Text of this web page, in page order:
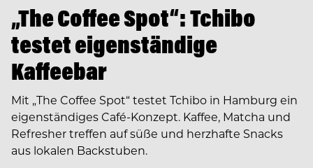
„The Coffee Spot“: Tchibo
testet eigenständige
Kaffeebar
Mit „The Coffee Spot“ testet Tchibo in Hamburg ein
eigenständiges Café-Konzept. Kaffee, Matcha und
Refresher treffen auf süße und herzhafte Snacks
aus lokalen Backstuben.